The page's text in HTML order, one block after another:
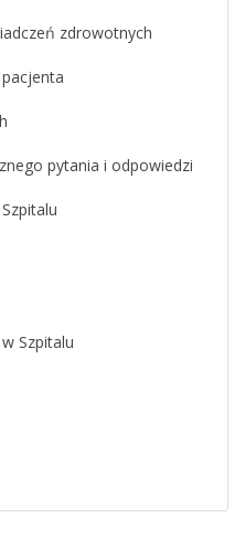
zdrowotnych
pytania i odpowiedzi
Szpitalu